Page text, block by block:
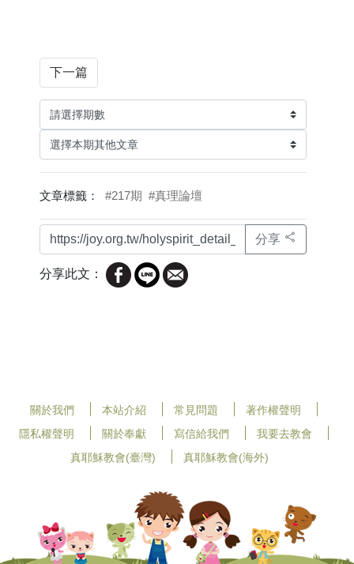
下一篇
文章標籤： #217期 #真理論壇
分享
分享此文：
關於我們 本站介紹 常見問題
著作權聲明
隱私權聲明
關於奉獻 寫信給我們
我要去教會
真耶穌教會(臺灣)
真耶穌教會(海外)